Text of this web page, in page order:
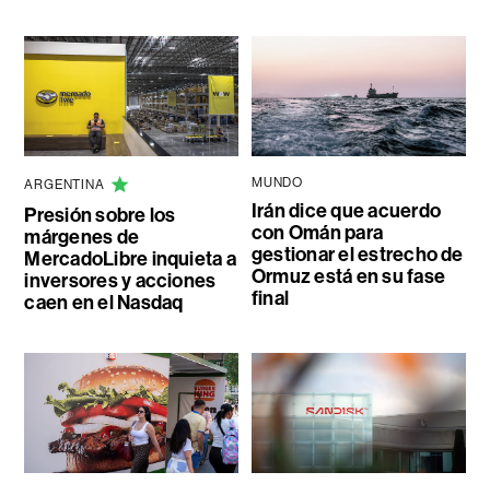
ARGENTINA
Presión sobre los
márgenes de
MercadoLibre inquieta a
inversores y acciones
caen en el Nasdaq
MUNDO
Irán dice que acuerdo
con Omán para
gestionar el estrecho de
Ormuz está en su fase
final